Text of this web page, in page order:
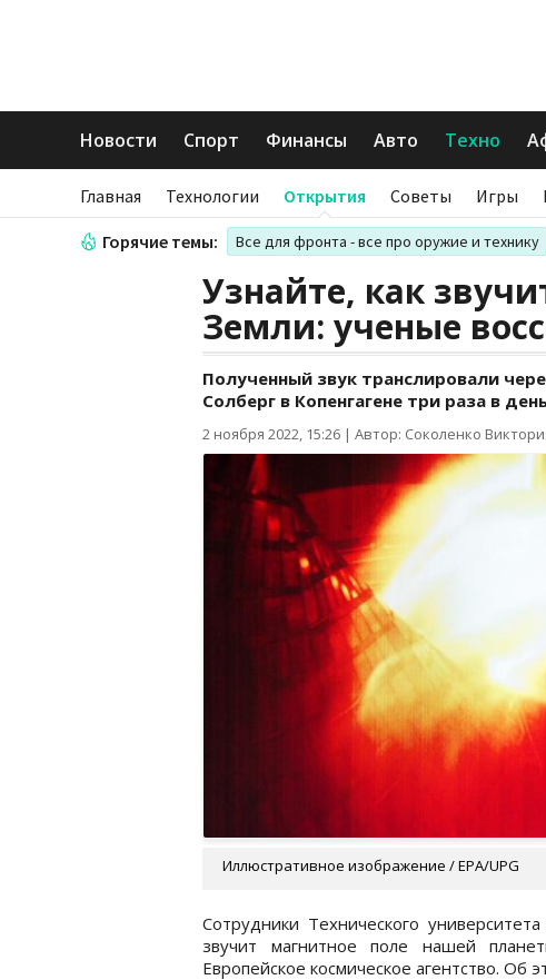
Новости Спорт Финансы Авто Техно
Главная Технологии Открытия Советы Игры
Горячие темы: Все для фронта - все про оружие и технику
Узнайте, как
Земли: ученые
Полученный звук транслировали
Солберг в Копенгагене три раза в
2 ноября 2022, 15:26 | Автор: Соколенко
Иллюстративное изображение / EPA/UPG
Сотрудники Технического
звучит магнитное поле нашей
Европейское космическое агентство. Об